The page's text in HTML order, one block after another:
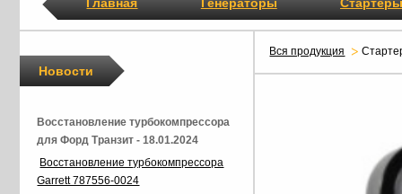
Вся продукция
Новости
Восстановление турбокомпрессора
для Форд Транзит - 18.01.2024
Восстановление турбокомпрессора
Garrett 787556-0024